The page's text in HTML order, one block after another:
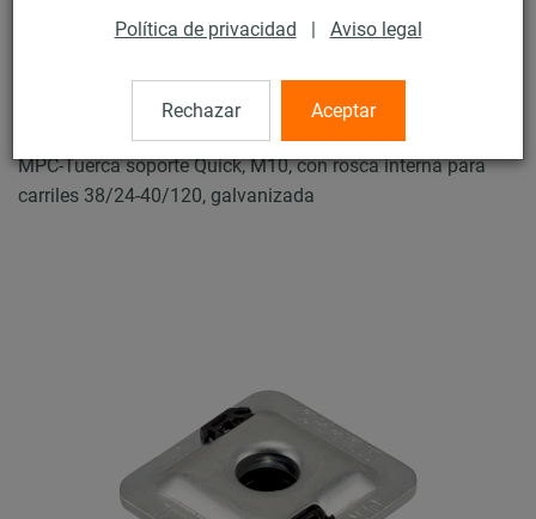
Política de privacidad | Aviso legal
Rechazar Aceptar
MPC-Tuercas soporte Quick+
MPC-Tuerca soporte Quick, M10, con rosca interna para
carriles 38/24-40/120, galvanizada